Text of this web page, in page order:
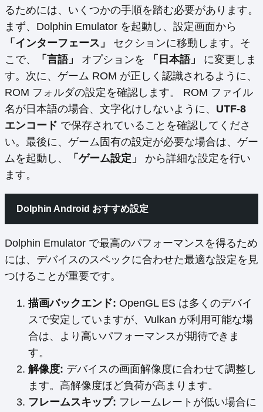
るためには、いくつかの手順を踏む必要があります。
まず、Dolphin Emulator を起動し、設定画面から
「インターフェース」
セクションに移動します。そ
こで、
「言語」 オプションを 「日本語」
に変更しま
す。次に、ゲーム ROM が正しく認識されるように、
ROM フォルダの設定を確認します。 ROM ファイル
名が日本語の場合、文字化けしないように、 UTF-8
エンコード で保存されていることを確認してくださ
い。最後に、ゲーム固有の設定が必要な場合は、ゲー
ムを起動し、
「ゲーム設定」
から詳細な設定を行い
ます。
Dolphin Android おすすめ設定
Dolphin Emulator で最高のパフォーマンスを得るため
には、デバイスのスペックに合わせた最適な設定を見
つけることが重要です。
描画バックエンド: OpenGL ES は多くのデバイ
スで安定していますが、Vulkan が利用可能な場
合は、より高いパフォーマンスが期待できま
す。
解像度: デバイスの画面解像度に合わせて調整し
ます。高解像度ほど負荷が高まります。
フレームスキップ: フレームレートが低い場合に